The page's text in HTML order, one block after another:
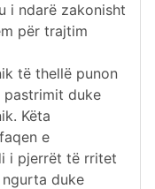
i ndarë zakonisht
për trajtim
të thellë punon
pastrimit duke
Këta
e
i pjerrët të rritet
duke